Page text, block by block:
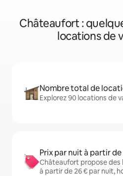
Châteaufort :
locations de
Nombre total de
Explorez 90 locations de
Prix par nuit à partir de
Châteaufort propose des
à partir de 26 € par nuit,